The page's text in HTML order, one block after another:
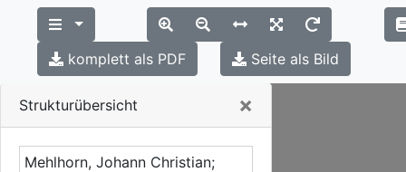
Strukturübersicht ×
Mehlhorn, Johann Christian;
komplett als PDF Seite als Bild